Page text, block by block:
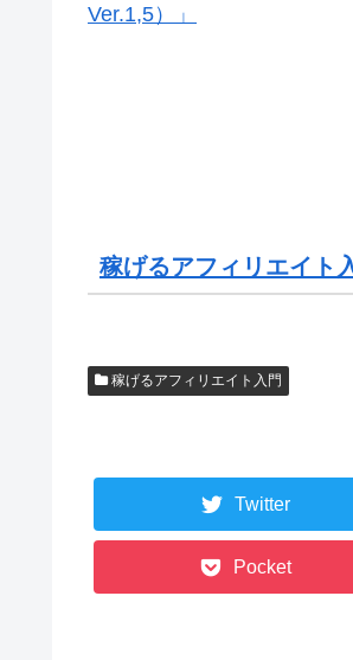
Ver.1,5）」
稼げるアフィリエイト
稼げるアフィリエイト入門
Twitter
Pocket